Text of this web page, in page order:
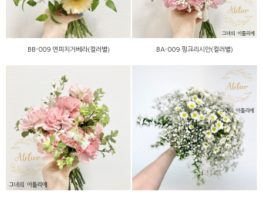
BB-009 연피치거베라(컬러별) BA-009 핑크리시안(컬러별)
BA-005 핑크카네이션(컬러
별)
BB-015 안개꽃믹스